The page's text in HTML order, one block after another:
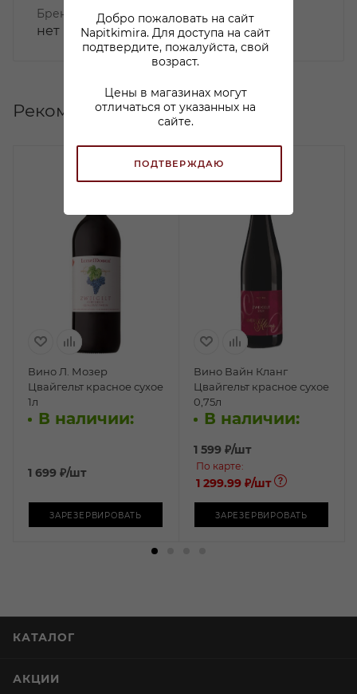
Добро пожаловать на сайт
Napitkimira. Для доступа на сайт
подтвердите, пожалуйста, свой
возраст.
Цены в магазинах могут
отличаться от указанных на
сайте.
ПОДТВЕРЖДАЮ
Бренд
нет
Рекомендуем
Вино Л. Мозер
Цвайгельт красное сухое
1л
В наличии:
1 699 ₽/шт
ЗАРЕЗЕРВИРОВАТЬ
Вино Вайн Кланг
Цвайгельт красное сухое
0,75л
В наличии:
1 599 ₽/шт
По карте:
1 299.99 ₽/шт
ЗАРЕЗЕРВИРОВАТЬ
КАТАЛОГ
АКЦИИ